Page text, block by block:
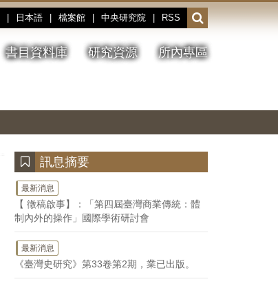
日本語 檔案館 中央研究院 RSS
開
啟
或
收
書目資料庫 研究資源 所內專區
停、
圖
圖
結
訊息摘要
最新消息
【 徵稿啟事】：「第四屆臺灣商業傳統：體
制內外的操作」國際學術研討會
最新消息
《臺灣史研究》第33卷第2期，業已出版。